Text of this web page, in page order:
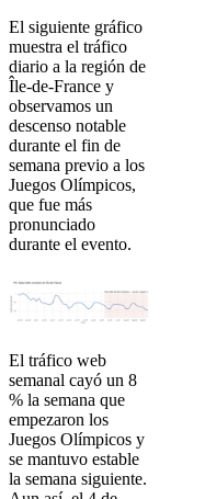
El siguiente gráfico
muestra el tráfico
diario a la región de
Île-de-France y
observamos un
descenso notable
durante el fin de
semana previo a los
Juegos Olímpicos,
que fue más
pronunciado
durante el evento.
El tráfico web
semanal cayó un 8
% la semana que
empezaron los
Juegos Olímpicos y
se mantuvo estable
la semana siguiente.